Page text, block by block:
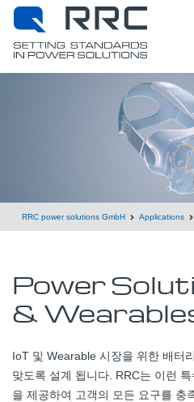
한국어
RRC power solutions GmbH Applications
Power
&
IoT 및 Wearable 시장을 위한 배터
맞도록 설계 됩니다. RRC는 이런
을 제공하여 고객의 모든 요구를 충